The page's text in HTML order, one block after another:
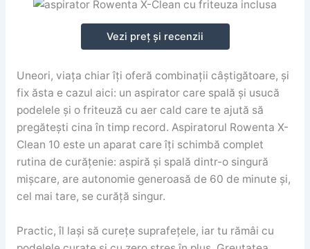
Vezi preț și recenzii
Uneori, viața chiar îți oferă combinații câștigătoare, și
fix ăsta e cazul aici: un aspirator care spală și usucă
podelele și o friteuză cu aer cald care te ajută să
pregătești cina în timp record. Aspiratorul Rowenta X-
Clean 10 este un aparat care îți schimbă complet
rutina de curățenie: aspiră și spală dintr-o singură
mișcare, are autonomie generoasă de 60 de minute și,
cel mai tare, se curăță singur.
Practic, îl lași să curețe suprafețele, iar tu rămâi cu